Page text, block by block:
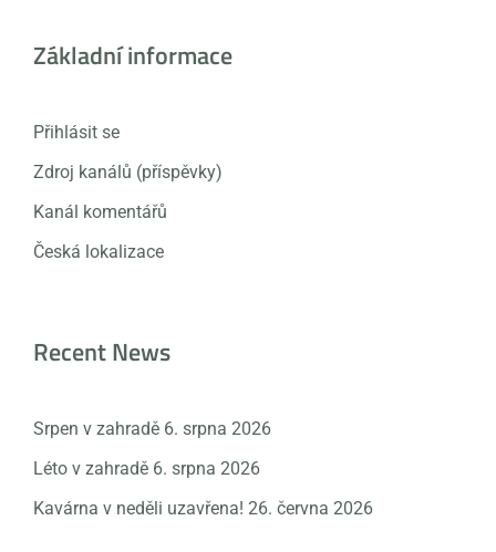
Základní informace
Přihlásit se
Zdroj kanálů (příspěvky)
Kanál komentářů
Česká lokalizace
Recent News
Srpen v zahradě 6. srpna 2026
Léto v zahradě 6. srpna 2026
Kavárna v neděli uzavřena! 26. června 2026